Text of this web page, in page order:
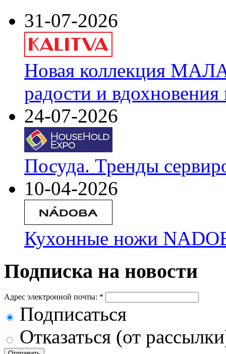
31-07-2026
Новая коллекция
радости и
24-07-2026
Посуда. Тренды
10-04-2026
Кухонные ножи
Подписка на новости
Адрес электронной почты: *
Подписаться
Отказаться (от